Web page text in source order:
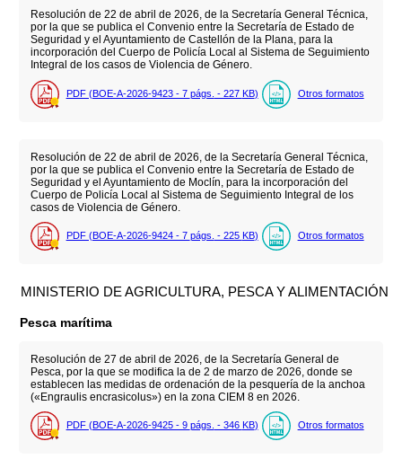
Resolución de 22 de abril de 2026, de la Secretaría General Técnica,
por la que se publica el Convenio entre la Secretaría de Estado de
Seguridad y el Ayuntamiento de Castellón de la Plana, para la
incorporación del Cuerpo de Policía Local al Sistema de Seguimiento
Integral de los casos de Violencia de Género.
PDF (BOE-A-2026-9423 - 7 págs. - 227 KB) Otros formatos
Resolución de 22 de abril de 2026, de la Secretaría General Técnica,
por la que se publica el Convenio entre la Secretaría de Estado de
Seguridad y el Ayuntamiento de Moclín, para la incorporación del
Cuerpo de Policía Local al Sistema de Seguimiento Integral de los
casos de Violencia de Género.
PDF (BOE-A-2026-9424 - 7 págs. - 225 KB) Otros formatos
MINISTERIO DE AGRICULTURA, PESCA Y ALIMENTACIÓN
Pesca marítima
Resolución de 27 de abril de 2026, de la Secretaría General de
Pesca, por la que se modifica la de 2 de marzo de 2026, donde se
establecen las medidas de ordenación de la pesquería de la anchoa
(«Engraulis encrasicolus») en la zona CIEM 8 en 2026.
PDF (BOE-A-2026-9425 - 9 págs. - 346 KB) Otros formatos